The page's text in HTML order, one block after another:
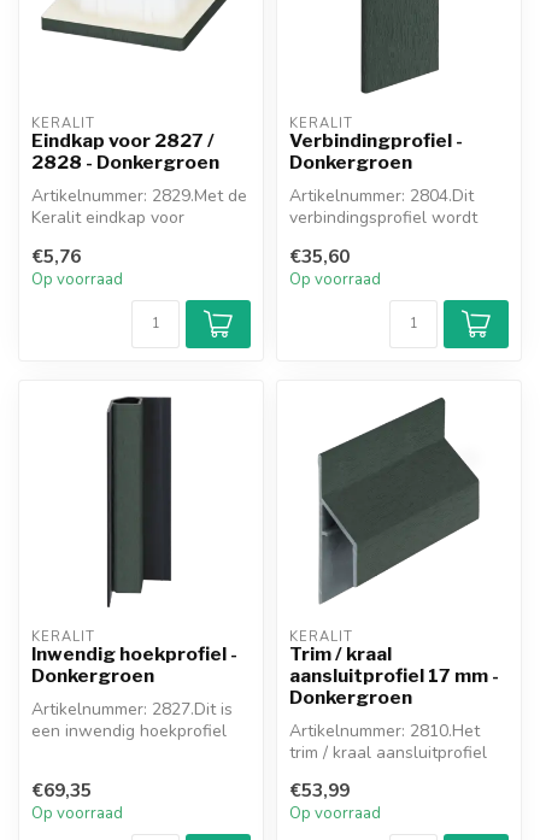
KERALIT
Eindkap voor 2827 /
2828 - Donkergroen
Artikelnummer: 2829.Met de
Keralit eindkap voor
de ond...
€5,76
Op voorraad
KERALIT
Verbindingprofiel -
Donkergroen
Artikelnummer: 2804.Dit
verbindingsprofiel wordt
gevel...
€35,60
Op voorraad
KERALIT
Inwendig hoekprofiel -
Donkergroen
Artikelnummer: 2827.Dit is
een inwendig hoekprofiel
€69,35
Op voorraad
KERALIT
Trim / kraal
aansluitprofiel 17 mm -
Donkergroen
Artikelnummer: 2810.Het
trim / kraal aansluitprofiel
geen...
€53,99
Op voorraad